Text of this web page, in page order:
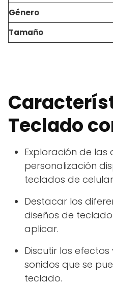
Género
Tamaño
Teclado
Exploración de las
personalización
teclados de
Destacar los
diseños de
aplicar.
Discutir los
sonidos que se
teclado.